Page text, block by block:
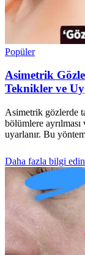
Popüler
Asimetrik
Teknikler ve
Asimetrik gözlerde
bölümlere
uyarlanır. Bu
Daha fazla bilgi